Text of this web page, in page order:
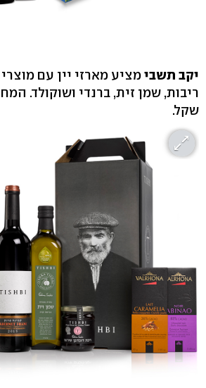
יקב תשבימציע מארזי יין עם מוצרי
שקל.